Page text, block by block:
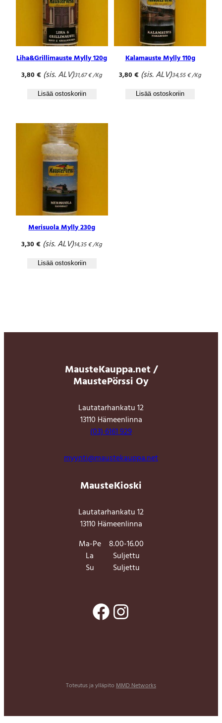
Liha&Grillimauste Mylly 120g
3,80€ (sis. ALV)31,67€/Kg
Lisää ostoskoriin
Kalamauste Mylly 110g
3,80€ (sis. ALV)34,55€/Kg
Lisää ostoskoriin
Merisuola Mylly 230g
3,30€ (sis. ALV)14,35€/Kg
Lisää ostoskoriin
MausteKauppa.net /
MaustePörssi Oy
Lautatarhankatu 12
13110 Hämeenlinna
(03) 6161 929
myynti@maustekauppa.net
MausteKioski
Lautatarhankatu 12
13110 Hämeenlinna
Ma-Pe
8.00-16.00
La
Suljettu
Su
Suljettu
Facebook Instagram
Toteutus ja ylläpito MMD Networks